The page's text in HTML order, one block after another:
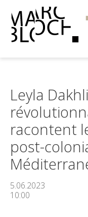
Leyla
racontent
post-
5.06.2023
10:00